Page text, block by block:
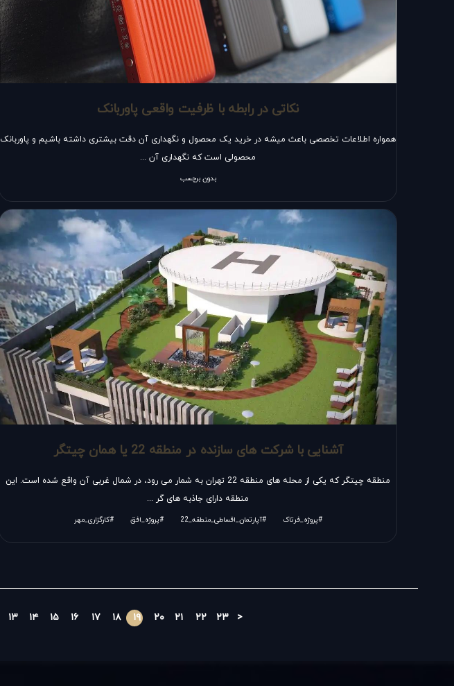
نکاتی در رابطه با ظرفیت واقعی پاوربانک
همواره اطلاعات تخصصی باعث میشه در خرید یک محصول و نگهداری آن دقت بیشتری داشته باشیم و پاوربانک
محصولی است که نگهداری آن ...
بدون برچسب
آشنایی با شرکت های سازنده در منطقه 22 یا همان چیتگر
منطقه چیتگر که یکی از محله های منطقه 22 تهران به شمار می رود، در شمال غربی آن واقع شده است. این
منطقه دارای جاذبه های گر ...
#پروژه_فرتاک #آپارتمان_اقساطی_منطقه_22 #پروژه_افق #کارگزاری_مهر
۱۳ ۱۴ ۱۵ ۱۶ ۱۷ ۱۸ ۱۹ ۲۰ ۲۱ ۲۲ ۲۳ >